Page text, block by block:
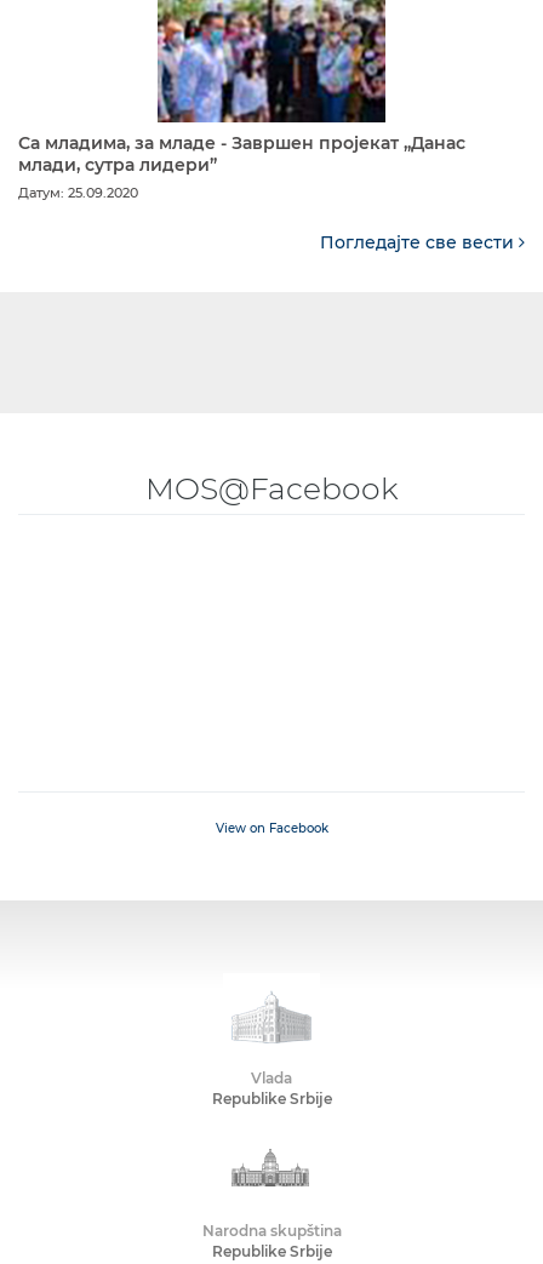
Са младима, за младе - Завршен пројекат „Данас
млади, сутра лидери”
Датум: 25.09.2020
Погледајте све вести
MOS@Facebook
View on Facebook
Vlada
Republike Srbije
Narodna skupština
Republike Srbije